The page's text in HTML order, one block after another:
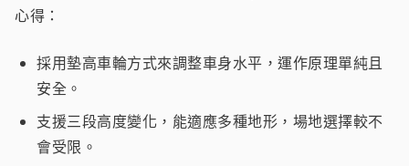
心得：
採用墊高車輪方式來調整車身水平，運作原理單純且
安全。
支援三段高度變化，能適應多種地形，場地選擇較不
會受限。